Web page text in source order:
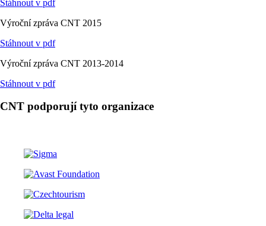
Stáhnout v pdf
Výroční zpráva CNT 2015
Stáhnout v pdf
Výroční zpráva CNT 2013-2014
Stáhnout v pdf
CNT podporují tyto organizace